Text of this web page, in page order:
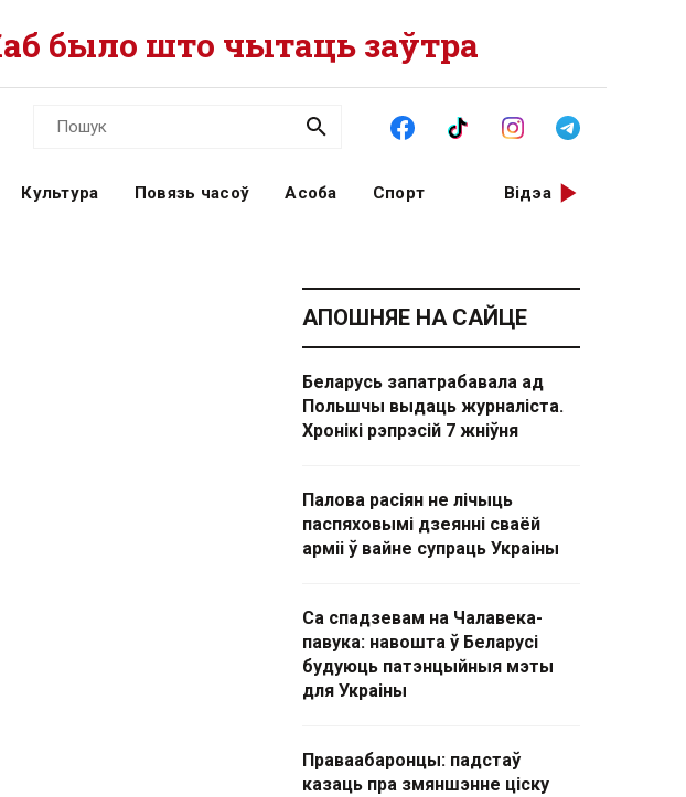
было што чытаць заўтра
Культура Повязь часоў Асоба Спорт Відэа
АПОШНЯЕ НА САЙЦЕ
Беларусь запатрабавала ад
Польшчы выдаць журналіста.
Хронікі рэпрэсій 7 жніўня
Палова расіян не лічыць
паспяховымі дзеянні сваёй
арміі ў вайне супраць Украіны
Са спадзевам на Чалавека-
павука: навошта ў Беларусі
будуюць патэнцыйныя мэты
для Украіны
Праваабаронцы: падстаў
казаць пра змяншэнне ціску